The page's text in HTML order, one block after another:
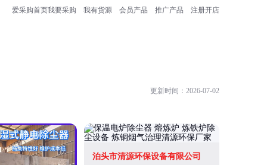
爱采购首页我要采购 我有货源 会员产品 推广产品 注册开店
更新时间：2026-07-02
泊头市清源环保设备有限公司